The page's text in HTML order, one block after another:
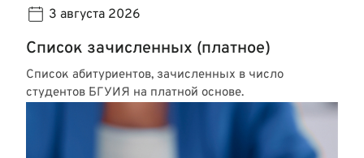
3 августа 2026
Список зачисленных (платное)
Список абитуриентов, зачисленных в число
студентов БГУИЯ на платной основе.